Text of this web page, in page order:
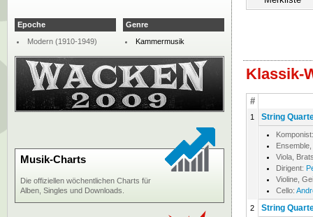
Klassik-
#
1 String
Viola,
Dirigent:
Violine,
Cello:
2 String
Epoche
Modern (1910-1949)
Genre
Kammermusik
Musik-Charts
Die offiziellen wöchentlichen Charts für
Alben, Singles und Downloads.